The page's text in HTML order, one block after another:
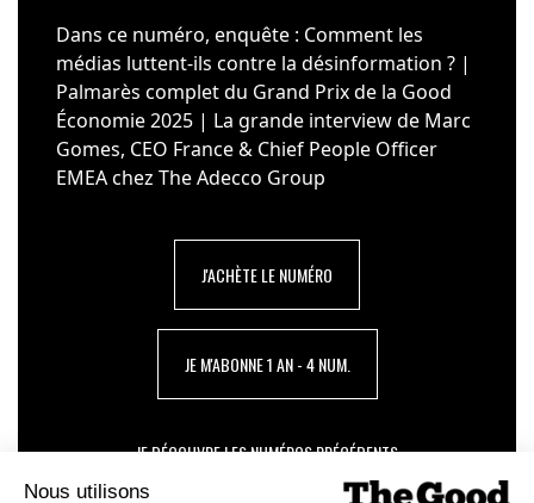
Dans ce numéro, enquête : Comment les
médias luttent-ils contre la désinformation ? |
Palmarès complet du Grand Prix de la Good
Économie 2025 | La grande interview de Marc
Gomes, CEO France & Chief People Officer
EMEA chez The Adecco Group
J'ACHÈTE LE NUMÉRO
JE M'ABONNE 1 AN - 4 NUM.
JE DÉCOUVRE LES NUMÉROS PRÉCÉDENTS